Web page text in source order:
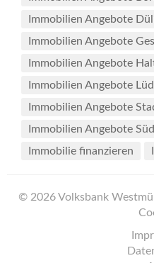
Immobilien Angebote
Immobilien Angebote
Immobilien Angebote
Immobilien Angebote
Immobilien Angebote
Immobilien Angebote
Immobilie finanzieren
© 2026 Volksbank